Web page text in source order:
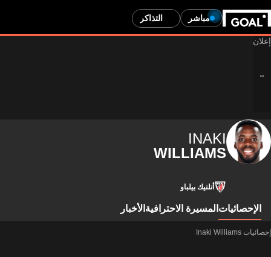
مباشر التذاكر
INAKI
WILLIAMS
أتلتيك بيلباو
الإحصائيات المسيرة الاحترافية الأخبار
إحصائيات Inaki Williams